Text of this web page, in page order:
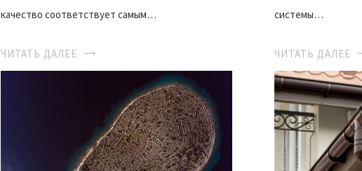
качество соответствует самым…
ЧИТАТЬ ДАЛЕЕ
системы…
ЧИТАТЬ ДАЛЕЕ